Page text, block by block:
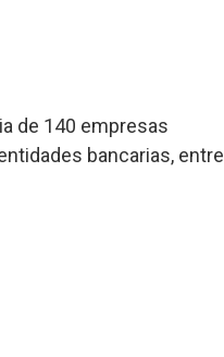
de 140 empresas
bancarias, entre